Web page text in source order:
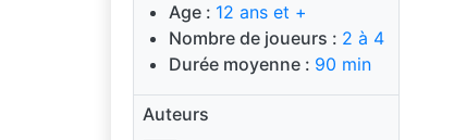
Age : 12 ans et +
Nombre de joueurs : 2 à 4
Durée moyenne : 90 min
Auteurs